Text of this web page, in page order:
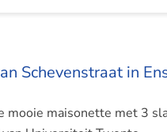
Schevenstraat in
mooie maisonette met 3